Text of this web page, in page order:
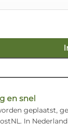
aantal
en snel
geplaatst,
In